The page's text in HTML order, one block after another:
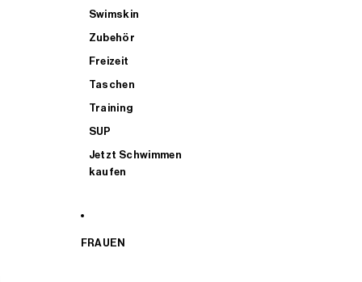
Swimskin
Zubehör
Freizeit
Taschen
Training
SUP
Jetzt Schwimmen
kaufen
FRAUEN